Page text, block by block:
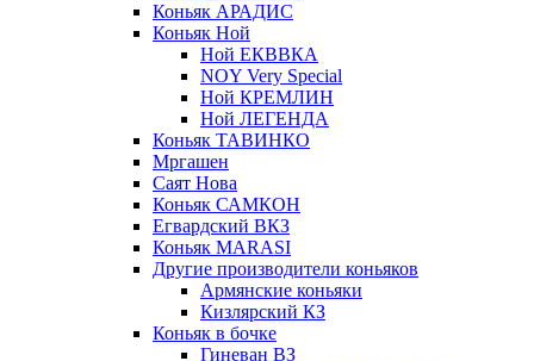
Коньяк АРАДИС
Коньяк Ной
Ной ЕКВВКА
NOY Very Special
Ной КРЕМЛИН
Ной ЛЕГЕНДА
Коньяк ТАВИНКО
Мргашен
Саят Нова
Коньяк САМКОН
Егвардский ВКЗ
Коньяк MARASI
Другие производители коньяков
Армянские коньяки
Кизлярский КЗ
Коньяк в бочке
Гиневан ВЗ